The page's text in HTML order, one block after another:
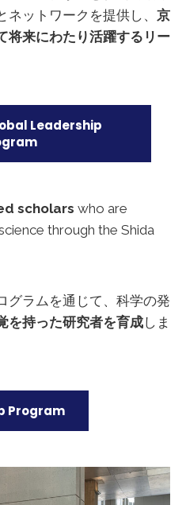
ットワークを提供し、 京
将来にわたり活躍するリー
Leadership
scholars who are
through the Shida
グラムを通じて、科学の発
を持った研究者を育成しま
Program